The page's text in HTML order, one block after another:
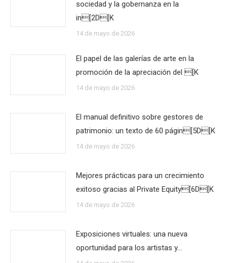
sociedad y la gobernanza en la
in[2D[K
14 de mayo de 2026
El papel de las galerías de arte en la
promoción de la apreciación del [K
14 de mayo de 2026
El manual definitivo sobre gestores de
patrimonio: un texto de 60 págin[5D[K
14 de mayo de 2026
Mejores prácticas para un crecimiento
exitoso gracias al Private Equity[6D[K
14 de mayo de 2026
Exposiciones virtuales: una nueva
oportunidad para los artistas y…